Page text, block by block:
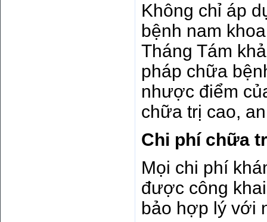
Không chỉ áp
bệnh nam
Tháng Tám
pháp chữa
nhược điểm
chữa trị cao,
Chi phí chữa
Mọi chi phí
được công
bảo hợp lý với